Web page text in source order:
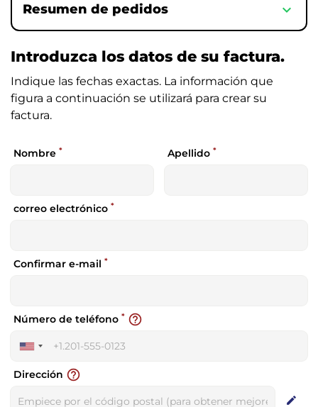
Resumen de pedidos expand_more
Introduzca los datos de su factura.
Indique las fechas exactas. La información que
figura a continuación se utilizará para crear su
factura.
Nombre * Apellido *
correo electrónico *
Confirmar e-mail *
United
+1
Número de teléfono * help_outline
Dirección help_outline
edit